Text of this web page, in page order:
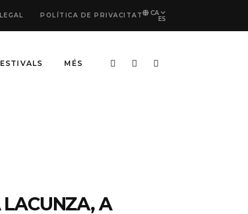
POLÍTICA DE PRIVACITAT CA
ES
MÉS
LACUNZA, A